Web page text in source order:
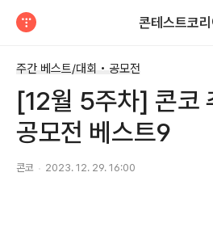
콘테스트코
주간 베스트/대회 • 공모전
[12월 5주차] 콘코
공모전 베스트9
콘코 2023. 12. 29. 16:00